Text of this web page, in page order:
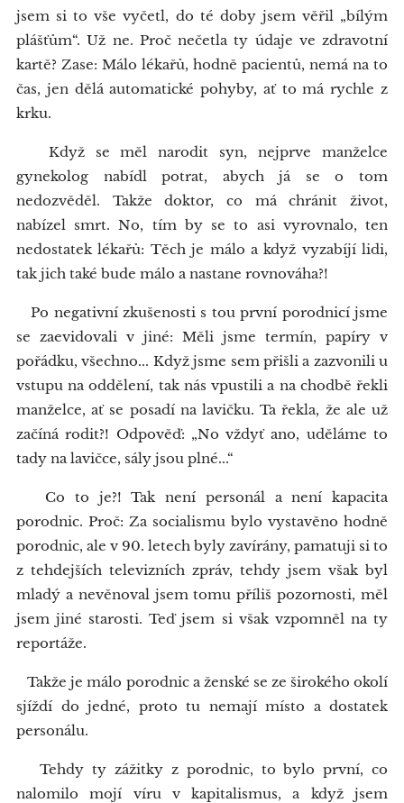
jsem si to vše vyčetl, do té doby jsem věřil „bílým
plášťům“. Už ne. Proč nečetla ty údaje ve zdravotní
kartě? Zase: Málo lékařů, hodně pacientů, nemá na to
čas, jen dělá automatické pohyby, ať to má rychle z
krku.
Když se měl narodit syn, nejprve manželce
gynekolog nabídl potrat, abych já se o tom
nedozvěděl. Takže doktor, co má chránit život,
nabízel smrt. No, tím by se to asi vyrovnalo, ten
nedostatek lékařů: Těch je málo a když vyzabíjí lidi,
tak jich také bude málo a nastane rovnováha?!
Po negativní zkušenosti s tou první porodnicí jsme
se zaevidovali v jiné: Měli jsme termín, papíry v
pořádku, všechno... Když jsme sem přišli a zazvonili u
vstupu na oddělení, tak nás vpustili a na chodbě řekli
manželce, ať se posadí na lavičku. Ta řekla, že ale už
začíná rodit?! Odpověď: „No vždyť ano, uděláme to
tady na lavičce, sály jsou plné...“
Co to je?! Tak není personál a není kapacita
porodnic. Proč: Za socialismu bylo vystavěno hodně
porodnic, ale v 90. letech byly zavírány, pamatuji si to
z tehdejších televizních zpráv, tehdy jsem však byl
mladý a nevěnoval jsem tomu příliš pozornosti, měl
jsem jiné starosti. Teď jsem si však vzpomněl na ty
reportáže.
Takže je málo porodnic a ženské se ze širokého okolí
sjíždí do jedné, proto tu nemají místo a dostatek
personálu.
Tehdy ty zážitky z porodnic, to bylo první, co
nalomilo mojí víru v kapitalismus, a když jsem